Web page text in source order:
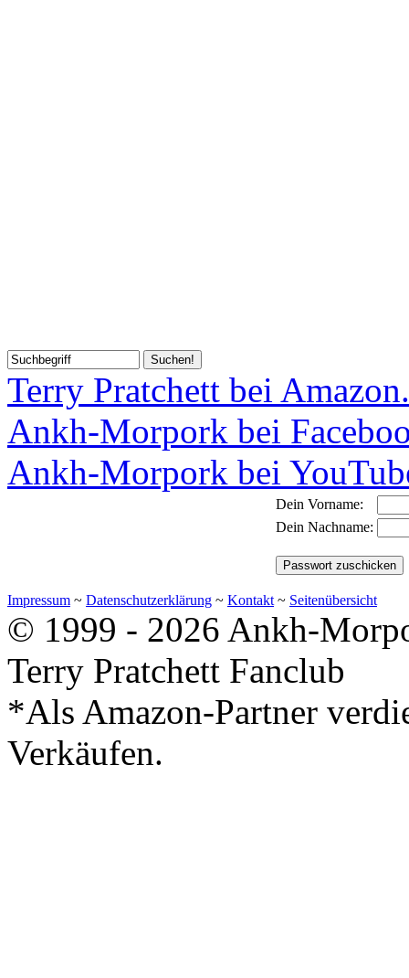
Terry Pratchett bei
Ankh-Morpork bei
Ankh-Morpork bei
Dein Vorname:
Dein Nachname:
Impressum ~ Datenschutzerklärung ~ Kontakt ~ Seitenübersicht
© 1999 - 2026 Ankh-
Terry Pratchett Fanclub
*Als Amazon-Partner
Verkäufen.